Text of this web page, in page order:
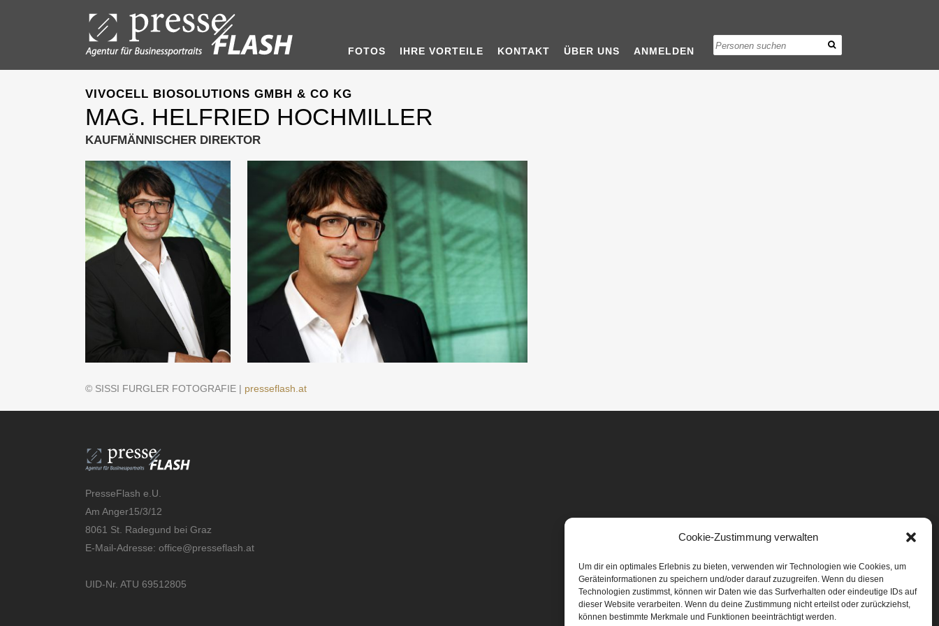
Cookie-Zustimmung verwalten
Um dir ein optimales Erlebnis zu bieten, verwenden wir Technologien wie Cookies, um
Geräteinformationen zu speichern und/oder darauf zuzugreifen. Wenn du diesen
Technologien zustimmst, können wir Daten wie das Surfverhalten oder eindeutige IDs auf
dieser Website verarbeiten. Wenn du deine Zustimmung nicht erteilst oder zurückziehst,
können bestimmte Merkmale und Funktionen beeinträchtigt werden.
FOTOS IHRE VORTEILE KONTAKT ÜBER UNS ANMELDEN
VIVOCELL BIOSOLUTIONS GMBH & CO KG
MAG. HELFRIED HOCHMILLER
KAUFMÄNNISCHER DIREKTOR
© SISSI FURGLER FOTOGRAFIE | presseflash.at
PresseFlash e.U.
Am Anger15/3/12
8061 St. Radegund bei Graz
E-Mail-Adresse: office@presseflash.at
UID-Nr. ATU 69512805